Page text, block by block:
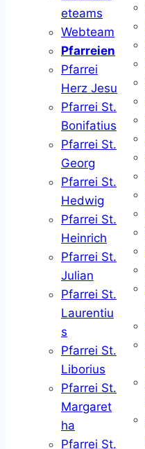
eteams
Webteam
Pfarreien
Pfarrei
Herz Jesu
Pfarrei St.
Bonifatius
Pfarrei St.
Georg
Pfarrei St.
Hedwig
Pfarrei St.
Heinrich
Pfarrei St.
Julian
Pfarrei St.
Laurentiu
s
Pfarrei St.
Liborius
Pfarrei St.
Margaret
ha
Pfarrei St.